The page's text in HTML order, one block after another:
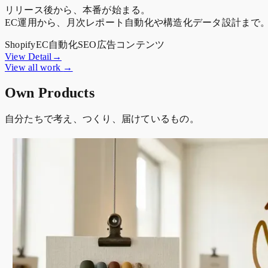
リリース後から、本番が始まる。
EC運用から、月次レポート自動化や構造化データ設計まで
ShopifyEC自動化SEO 広告コンテンツ
View Detail→
View all work →
Own Products
自分たちで考え、つくり、届けているもの。